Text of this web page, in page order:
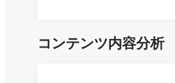
コンテンツ内容分析